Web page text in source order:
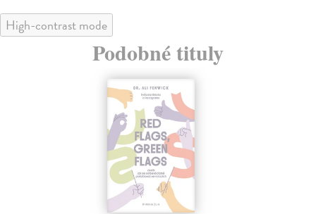
High-contrast mode
Podobné tituly